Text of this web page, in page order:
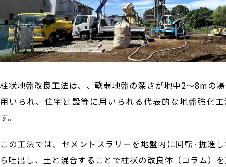
柱状地盤改良工法は、、軟弱地盤の深さが地中2～8mの
用いられ、住宅建設等に用いられる代表的な地盤強化
す。
この工法では、セメントスラリーを地盤内に回転·掘進
ら吐出し、土と混合することで柱状の改良体（コラム）